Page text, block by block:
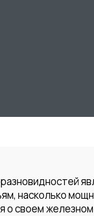
насколько
своем